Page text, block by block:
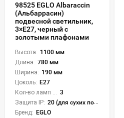
98525 EGLO Albaraccin
(Альбаррасин)
подвесной светильник,
3×E27, черный с
золотыми плафонами
Высота: 1100 мм
Длина: 780 мм
Ширина: 190 мм
Цоколь: E27
3
Защита IP: 20 (для сухих пом.)
Бренд: EGLO